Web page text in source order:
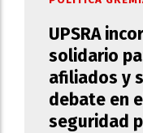
UPSRA
solidario
afiliados y
debate en
seguridad